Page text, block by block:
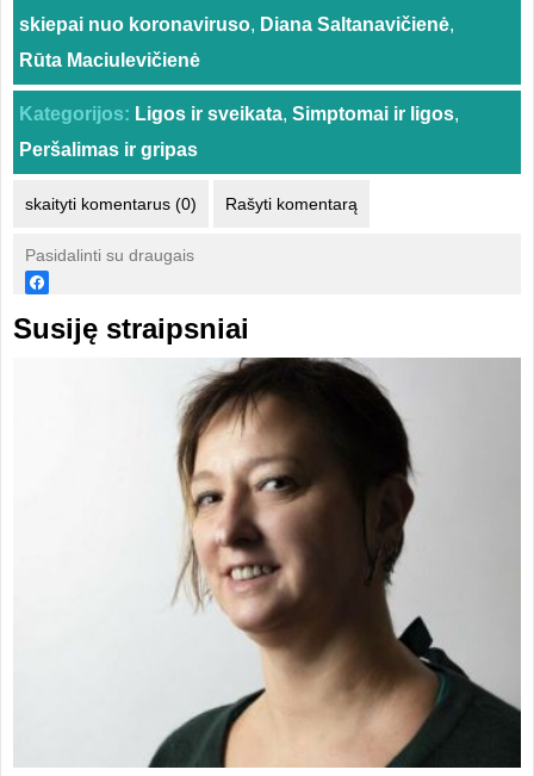
skiepai nuo koronaviruso, Diana Saltanavičienė,
Rūta Maciulevičienė
Kategorijos: Ligos ir sveikata, Simptomai ir ligos,
Peršalimas ir gripas
skaityti komentarus (0) Rašyti komentarą
Pasidalinti su draugais
Susiję straipsniai